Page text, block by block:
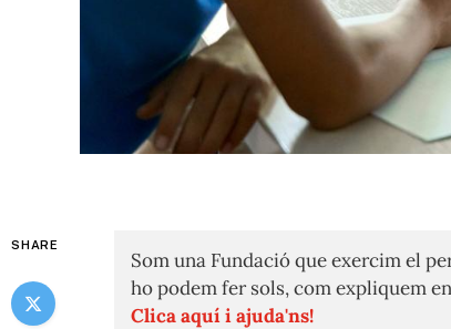
SHARE
Som una Fundació que exercim el
ho podem fer sols, com expliquem en
Clica aquí i ajuda'ns!